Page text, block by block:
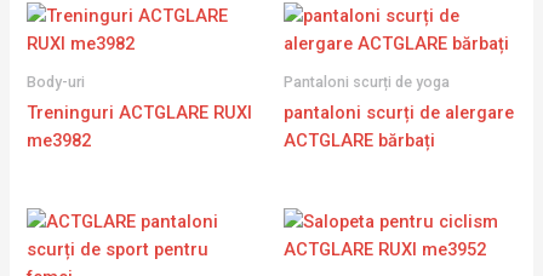
Body-uri
Treninguri ACTGLARE RUXI
me3982
Pantaloni scurți de yoga
pantaloni scurți de alergare
ACTGLARE bărbați